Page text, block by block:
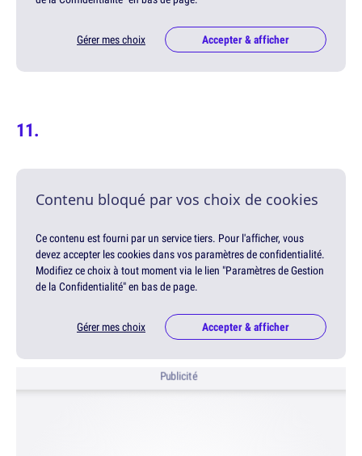
Gérer mes choix Accepter & afficher
Contenu bloqué par vos choix de cookies
Ce contenu est fourni par un service tiers. Pour l'afficher, vous
devez accepter les cookies dans vos paramètres de confidentialité.
Modifiez ce choix à tout moment via le lien "Paramètres de Gestion
de la Confidentialité" en bas de page.
Gérer mes choix Accepter & afficher
Publicité